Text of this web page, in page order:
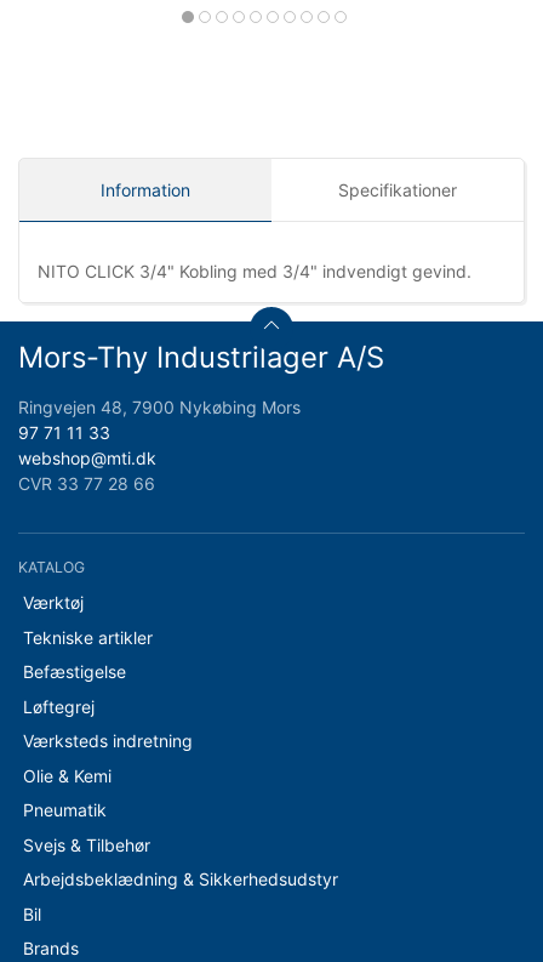
Information Specifikationer
NITO CLICK 3/4" Kobling med 3/4" indvendigt gevind.
Mors-Thy Industrilager A/S
Ringvejen 48, 7900 Nykøbing Mors
97 71 11 33
webshop@mti.dk
CVR 33 77 28 66
KATALOG
Værktøj
Tekniske artikler
Befæstigelse
Løftegrej
Værksteds indretning
Olie & Kemi
Pneumatik
Svejs & Tilbehør
Arbejdsbeklædning & Sikkerhedsudstyr
Bil
Brands